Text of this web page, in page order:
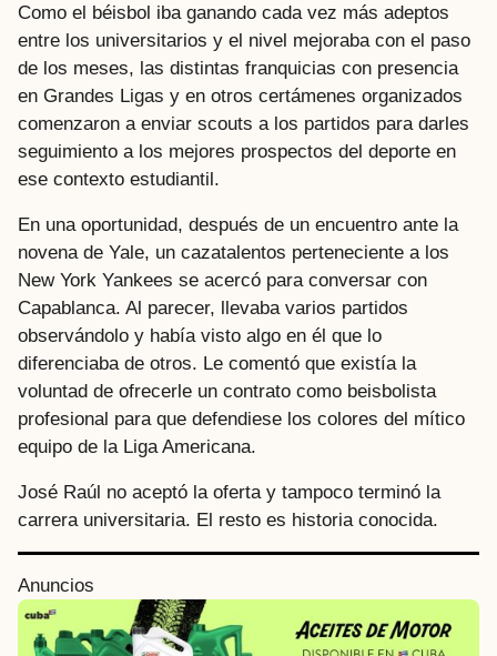
Como el béisbol iba ganando cada vez más adeptos
entre los universitarios y el nivel mejoraba con el paso
de los meses, las distintas franquicias con presencia
en Grandes Ligas y en otros certámenes organizados
comenzaron a enviar scouts a los partidos para darles
seguimiento a los mejores prospectos del deporte en
ese contexto estudiantil.
En una oportunidad, después de un encuentro ante la
novena de Yale, un cazatalentos perteneciente a los
New York Yankees se acercó para conversar con
Capablanca. Al parecer, llevaba varios partidos
observándolo y había visto algo en él que lo
diferenciaba de otros. Le comentó que existía la
voluntad de ofrecerle un contrato como beisbolista
profesional para que defendiese los colores del mítico
equipo de la Liga Americana.
José Raúl no aceptó la oferta y tampoco terminó la
carrera universitaria. El resto es historia conocida.
Anuncios
P
o